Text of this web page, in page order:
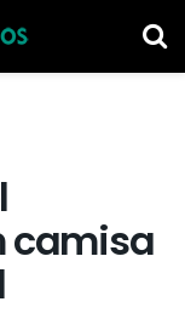
camisa